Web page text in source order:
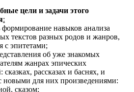
цели и задачи этого
:
навыков анализа
текстов разных родов и жанров,
с эпитетами;
об уже знакомых
жанрах эпических
сказках, рассказах и баснях, и
новыми для них произведениями:
сказом;